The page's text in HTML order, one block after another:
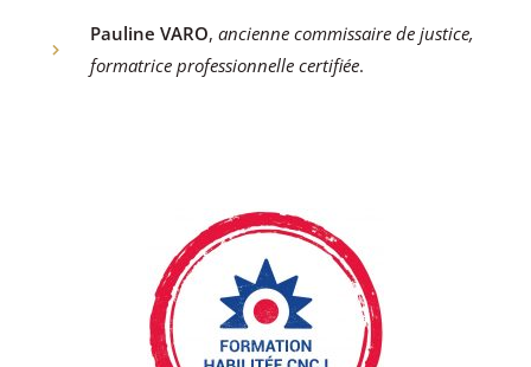
Pauline VARO, ancienne commissaire de justice,
formatrice professionnelle certifiée.